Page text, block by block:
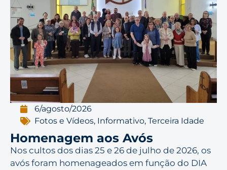
6/agosto/2026
Fotos e Vídeos, Informativo,Terceira Idade
Homenagem aos Avós
Nos cultos dos dias 25 e 26 de julho de 2026, os
avós foram homenageados em função do DIA